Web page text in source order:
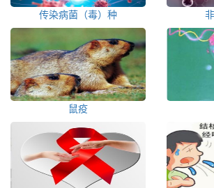
传染病菌（毒）种
鼠疫